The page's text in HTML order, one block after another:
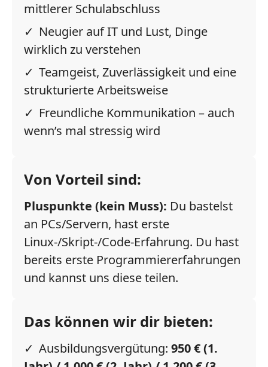
mittlerer Schulabschluss
Neugier auf IT und Lust, Dinge
wirklich zu verstehen
Teamgeist, Zuverlässigkeit und eine
strukturierte Arbeitsweise
Freundliche Kommunikation – auch
wenn’s mal stressig wird
Von Vorteil sind:
Pluspunkte (kein Muss): Du bastelst
an PCs/Servern, hast erste
Linux-/Skript-/Code-Erfahrung. Du hast
bereits erste Programmiererfahrungen
und kannst uns diese teilen.
Das können wir dir bieten:
Ausbildungsvergütung: 950 € (1.